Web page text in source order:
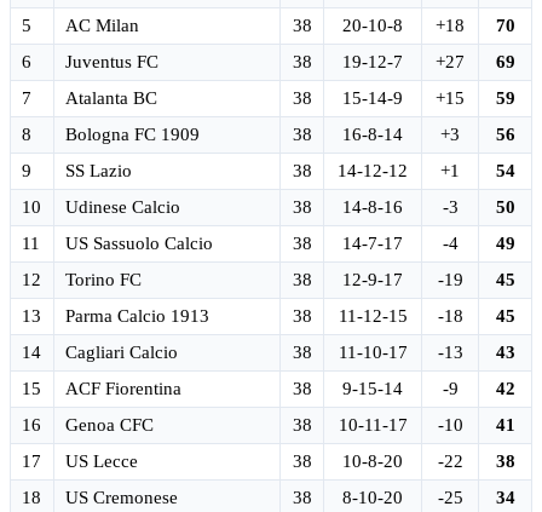
5
AC Milan 38 20-10-8 +18
70
6
Juventus FC 38 19-12-7 +27
69
7
Atalanta BC 38 15-14-9 +15
59
8
Bologna FC 1909 38 16-8-14 +3
56
9
SS Lazio 38 14-12-12 +1
54
10
Udinese Calcio 38 14-8-16 -3
50
11
US Sassuolo Calcio 38 14-7-17 -4
49
12
Torino FC 38 12-9-17 -19
45
13
Parma Calcio 1913 38 11-12-15 -18
45
14
Cagliari Calcio 38 11-10-17 -13
43
15
ACF Fiorentina 38 9-15-14 -9
42
16
Genoa CFC 38 10-11-17 -10
41
17
US Lecce 38 10-8-20 -22
38
18
US Cremonese 38 8-10-20 -25
34